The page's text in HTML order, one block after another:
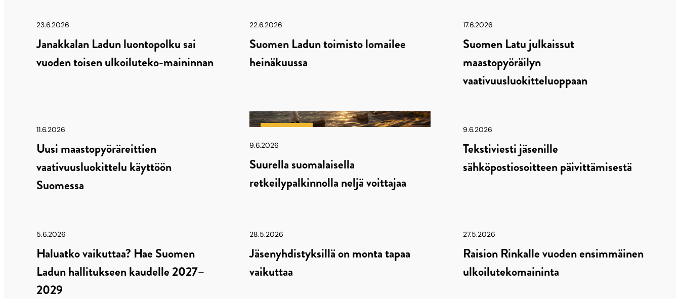
23.6.2026
Janakkalan Ladun luontopolku sai
vuoden toisen ulkoiluteko-maininnan
22.6.2026
Suomen Ladun toimisto lomailee
heinäkuussa
17.6.2026
Suomen Latu julkaissut
maastopyöräilyn
vaativuusluokitteluoppaan
11.6.2026
Uusi maastopyöräreittien
vaativuusluokittelu käyttöön
Suomessa
9.6.2026
Suurella suomalaisella
retkeilypalkinnolla neljä voittajaa
9.6.2026
Tekstiviesti jäsenille
sähköpostiosoitteen päivittämisestä
5.6.2026
Haluatko vaikuttaa? Hae Suomen
Ladun hallitukseen kaudelle 2027–
2029
28.5.2026
Jäsenyhdistyksillä on monta tapaa
vaikuttaa
27.5.2026
Raision Rinkalle vuoden ensimmäinen
ulkoilutekomaininta